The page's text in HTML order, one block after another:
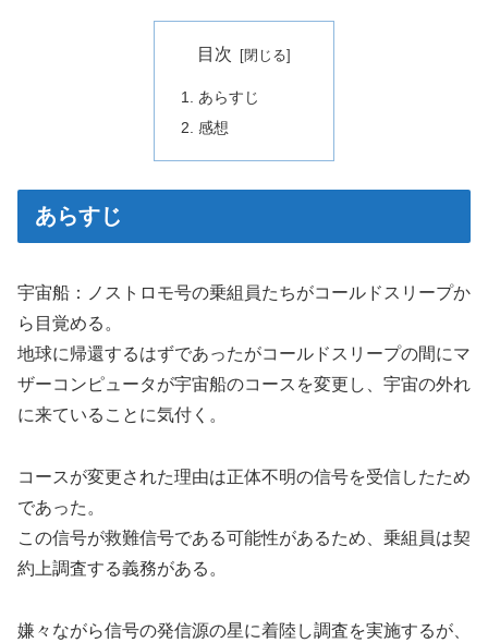
目次
あらすじ
感想
あらすじ
宇宙船：ノストロモ号の乗組員たちがコールドスリープか
ら目覚める。
地球に帰還するはずであったがコールドスリープの間にマ
ザーコンピュータが宇宙船のコースを変更し、宇宙の外れ
に来ていることに気付く。
コースが変更された理由は正体不明の信号を受信したため
であった。
この信号が救難信号である可能性があるため、乗組員は契
約上調査する義務がある。
嫌々ながら信号の発信源の星に着陸し調査を実施するが、